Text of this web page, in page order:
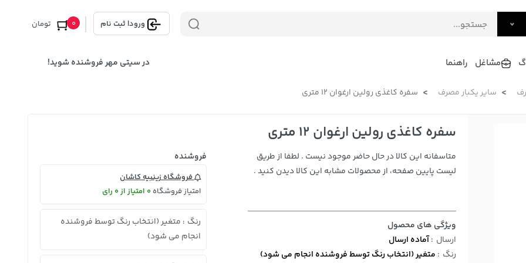
ورود| ثبت نام تومان 0
فرآورده های لبنی
دکوراسیون داخلی و تزئینی
سرو و پذیرایی
لوازم حیوانات خانگی
مشاغل راهنما در سیتی مهر فروشنده شوید!
سایر یکبار مصرف سفره کاغذی رولین ارغوان 12 متری
سفره کاغذی رولین ارغوان 12 متری
متاسفانه این کالا در حال حاضر موجود نیست . لطفا از طریق
لیست پایین صفحه، از محصولات مشابه این کالا دیدن کنید .
ویژگی های محصول
ارسال :آماده ارسال
رنگ : متغیر (انتخاب رنگ توسط فروشنده انجام می شود)
فروشنده
فروشگاه زینبیه کاشان
امتیاز فروشگاه0 امتیاز از 0 رای
رنگ : متغیر (انتخاب رنگ توسط فروشنده
انجام می شود)